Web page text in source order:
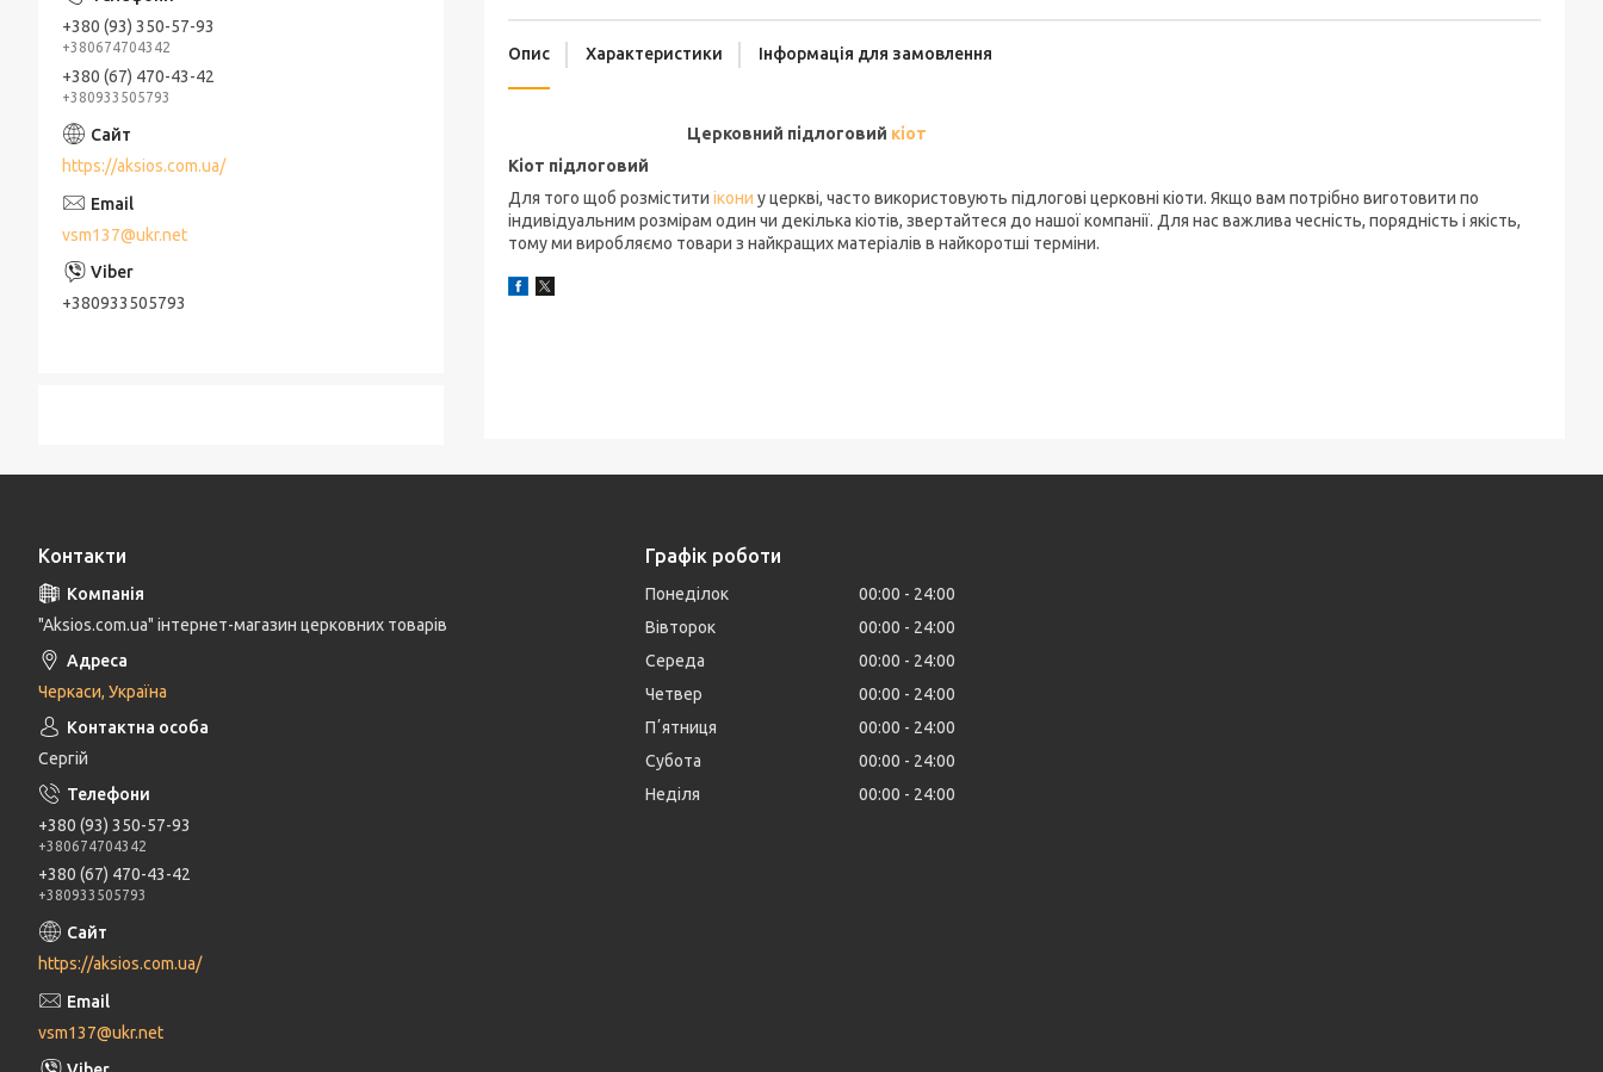
Опис Характеристики Інформація для замовлення
Церковний підлоговий кіот
Кіот підлоговий
Для того щоб розмістити ікони у церкві, часто використовують підлогові церковні кіоти. Якщо вам потрібно виготовити по
індивідуальним розмірам один чи декілька кіотів, звертайтеся до нашої компанії. Для нас важлива чесність, порядність і якість,
тому ми виробляємо товари з найкращих матеріалів в найкоротші терміни.
+380 (93) 350-57-93
+380674704342
+380 (67) 470-43-42
+380933505793
https://aksios.com.ua/
vsm137@ukr.net
+380933505793
Контакти
"Aksios.com.ua" інтернет-магазин церковних товарів
Черкаси, Україна
Сергій
+380 (93) 350-57-93
+380674704342
+380 (67) 470-43-42
+380933505793
https://aksios.com.ua/
vsm137@ukr.net
Графік роботи
Понеділок 00:00
24:00
Вівторок
00:00
24:00
Середа
00:00
24:00
Четвер
00:00
24:00
Пʼятниця
00:00
24:00
Субота
00:00
24:00
Неділя
00:00 24:00